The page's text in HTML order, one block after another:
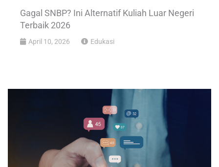
Gagal SNBP? Ini Alternatif Kuliah Luar Negeri
Terbaik 2026
April 10, 2026 Edukasi